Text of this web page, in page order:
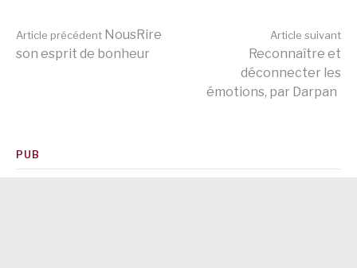
Lire
suite
Article précédent NousRire
son esprit de bonheur
Article suivant
Reconnaître et
déconnecter les
émotions, par Darpan
PUB